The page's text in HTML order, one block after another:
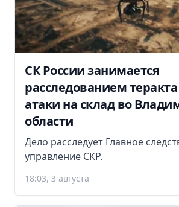
СК России занимается
расследованием
атаки на склад во
области
Дело расследует Главное
управление СКР.
18:03, 3 августа